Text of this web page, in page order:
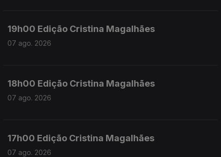
19h00 Edição Cristina Magalhães
07 ago. 2026
18h00 Edição Cristina Magalhães
07 ago. 2026
17h00 Edição Cristina Magalhães
07 ago. 2026